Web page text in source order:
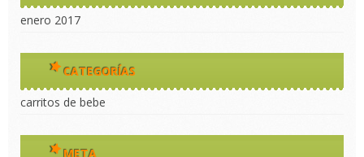
enero 2017
CATEGORÍAS
carritos de bebe
META